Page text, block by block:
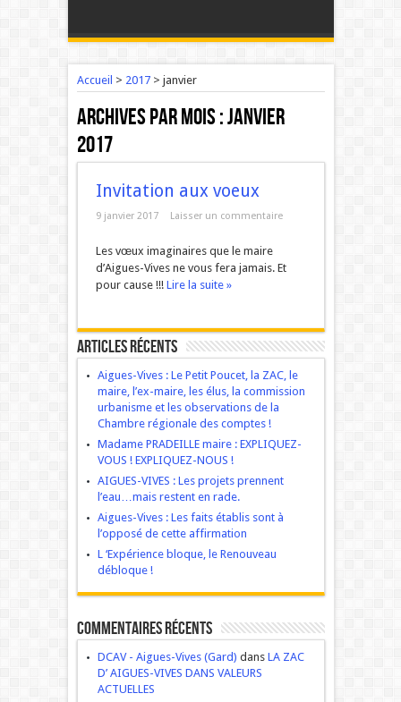
Accueil > 2017> janvier
Archives par mois :janvier
2017
Invitation aux voeux
9 janvier 2017 Laisser un commentaire
Les vœux imaginaires que le maire
d’Aigues-Vives ne vous fera jamais. Et
pour cause !!! Lire la suite »
Articles récents
Aigues-Vives : Le Petit Poucet, la ZAC, le
maire, l’ex-maire, les élus, la commission
urbanisme et les observations de la
Chambre régionale des comptes !
Madame PRADEILLE maire : EXPLIQUEZ-
VOUS ! EXPLIQUEZ-NOUS !
AIGUES-VIVES : Les projets prennent
l’eau…mais restent en rade.
Aigues-Vives : Les faits établis sont à
l’opposé de cette affirmation
L ‘Expérience bloque, le Renouveau
débloque !
Commentaires récents
DCAV - Aigues-Vives (Gard) dans LA ZAC
D’ AIGUES-VIVES DANS VALEURS
ACTUELLES